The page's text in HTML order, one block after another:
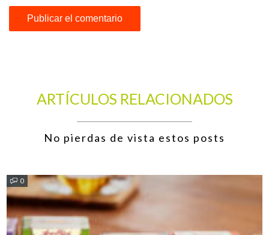
ARTÍCULOS RELACIONADOS
No pierdas de vista estos posts
0